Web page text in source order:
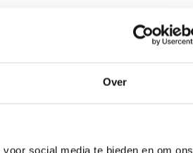
Over
social media te bieden en om ons